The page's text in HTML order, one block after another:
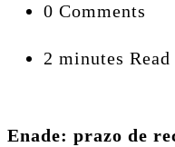
0 Comments
2 minutes Read
Enade: prazo de